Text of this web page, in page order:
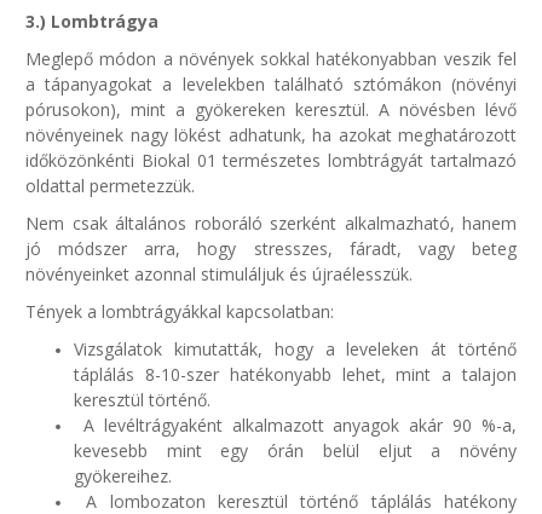
3.) Lombtrágya
Meglepő módon a növények sokkal hatékonyabban veszik fel
a tápanyagokat a levelekben található sztómákon (növényi
pórusokon), mint a gyökereken keresztül. A növésben lévő
növényeinek nagy lökést adhatunk, ha azokat meghatározott
időközönkénti Biokal 01 természetes lombtrágyát tartalmazó
oldattal permetezzük.
Nem csak általános roboráló szerként alkalmazható, hanem
jó módszer arra, hogy stresszes, fáradt, vagy beteg
növényeinket azonnal stimuláljuk és újraélesszük.
Tények a lombtrágyákkal kapcsolatban:
Vizsgálatok kimutatták, hogy a leveleken át történő
táplálás 8-10-szer hatékonyabb lehet, mint a talajon
keresztül történő.
A levéltrágyaként alkalmazott anyagok akár 90 %-a,
kevesebb mint egy órán belül eljut a növény
gyökereihez.
A lombozaton keresztül történő táplálás hatékony